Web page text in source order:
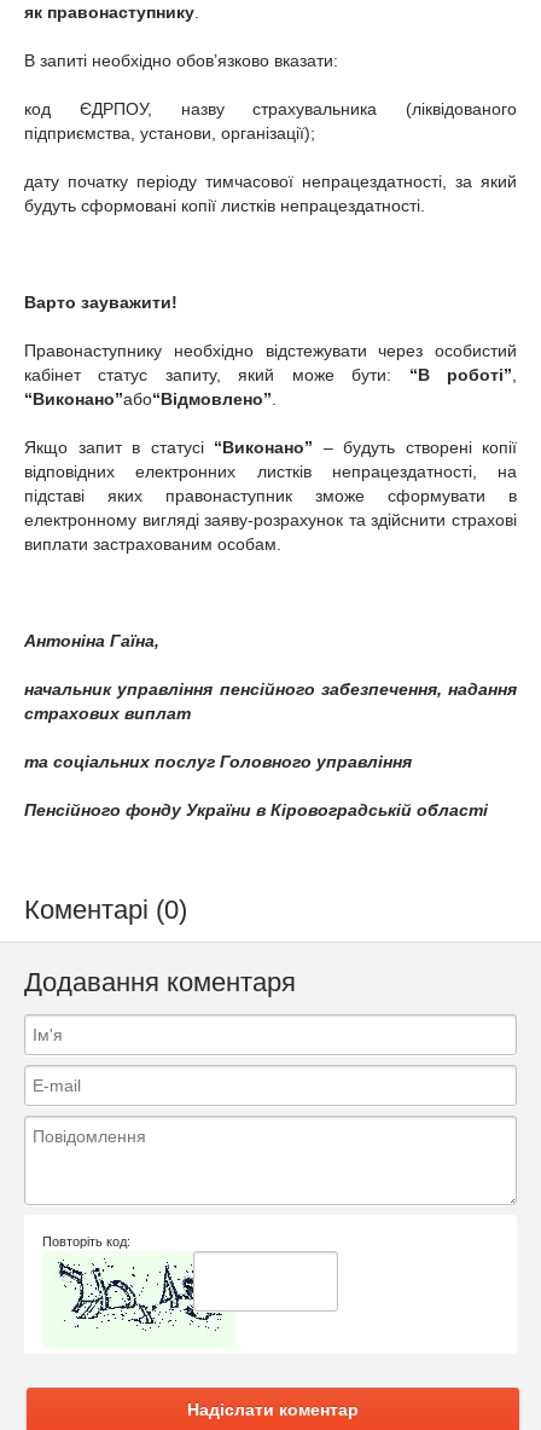
як правонаступнику
В запиті необхідно обов’язково вказати:
код ЄДРПОУ, назву страхувальника (ліквідованого
підприємства, установи, організації);
дату початку періоду тимчасової непрацездатності, за який
будуть сформовані копії листків непрацездатності.
Варто зауважити!
Правонаступнику необхідно відстежувати через особистий
кабінет статус запиту, який може бути: “В роботі”
“Виконано”або“Відмовлено”
Якщо запит в статусі “Виконано” ‒ будуть створені копії
відповідних електронних листків непрацездатності, на
підставі яких правонаступник зможе сформувати в
електронному вигляді заяву-розрахунок та здійснити страхові
виплати застрахованим особам.
Антоніна Гаїна,
начальник управління пенсійного забезпечення, надання
страхових виплат
та соціальних послуг Головного управління
Пенсійного фонду України в Кіровоградській області
Коментарі (0)
Додавання коментаря
Повторіть код:
Надіслати коментар